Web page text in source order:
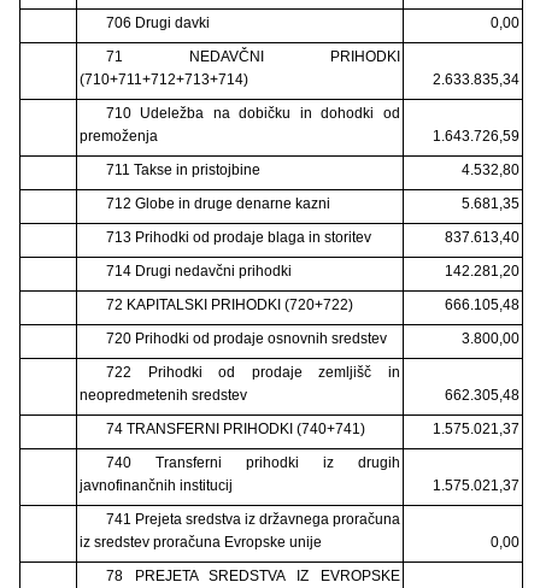
706 Drugi davki
0,00
71 NEDAVČNI PRIHODKI
(710+711+712+713+714)
2.633.835,34
710 Udeležba na dobičku in dohodki od
premoženja
1.643.726,59
711 Takse in pristojbine
4.532,80
712 Globe in druge denarne kazni
5.681,35
713 Prihodki od prodaje blaga in storitev
837.613,40
714 Drugi nedavčni prihodki
142.281,20
72 KAPITALSKI PRIHODKI (720+722)
666.105,48
720 Prihodki od prodaje osnovnih sredstev
3.800,00
722 Prihodki od prodaje zemljišč in
neopredmetenih sredstev
662.305,48
74 TRANSFERNI PRIHODKI (740+741)
1.575.021,37
740 Transferni prihodki iz drugih
javnofinančnih institucij
1.575.021,37
741 Prejeta sredstva iz državnega proračuna
iz sredstev proračuna Evropske unije
0,00
78 PREJETA SREDSTVA IZ EVROPSKE